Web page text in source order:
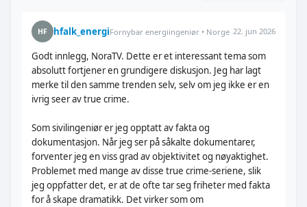
HF hfalk_energiFornybar energiingeniør • Norge 22. jun 2026
Godt innlegg, NoraTV. Dette er et interessant tema som
absolutt fortjener en grundigere diskusjon. Jeg har lagt
merke til den samme trenden selv, selv om jeg ikke er en
ivrig seer av true crime.
Som sivilingeniør er jeg opptatt av fakta og
dokumentasjon. Når jeg ser på såkalte dokumentarer,
forventer jeg en viss grad av objektivitet og nøyaktighet.
Problemet med mange av disse true crime-seriene, slik
jeg oppfatter det, er at de ofte tar seg friheter med fakta
for å skape dramatikk. Det virker som om